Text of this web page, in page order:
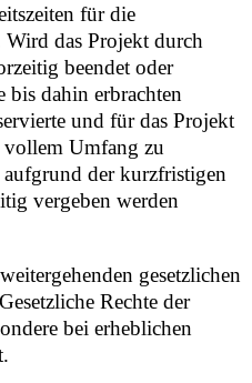
für die
das Projekt durch
beendet oder
bis dahin erbrachten
und für das Projekt
vollem Umfang zu
der kurzfristigen
vergeben werden
gesetzlichen
Rechte der
bei erheblichen